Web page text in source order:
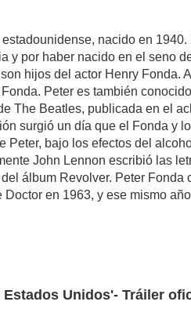
nacido en
y por haber nacido en el seno
hijos del actor Henry Fonda.
Peter es también
The Beatles, publicada en el
surgió un día que el Fonda y
Peter, bajo los efectos del
John Lennon escribió las
álbum Revolver. Peter Fonda
en 1963, y ese mismo
Unidos'- Tráiler